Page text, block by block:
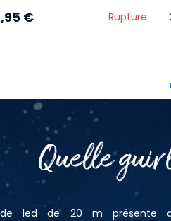
€ Rupture
Quelle
led de 20 m présente